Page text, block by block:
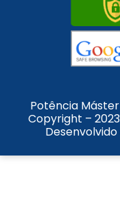
Potência Máster
Copyright –